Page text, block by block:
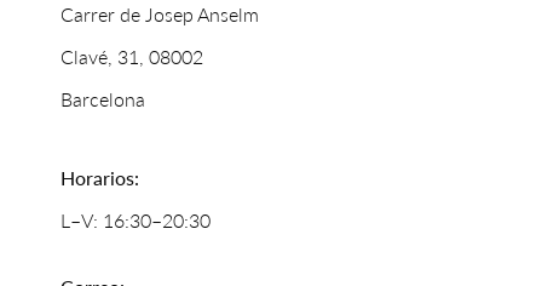
Carrer de Josep Anselm
Clavé, 31, 08002
Barcelona
Horarios:
L–V: 16:30–20:30